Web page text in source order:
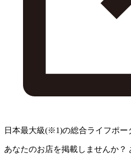
日本最大級(※1)の総合ライフポー
あなたのお店を掲載しませんか？